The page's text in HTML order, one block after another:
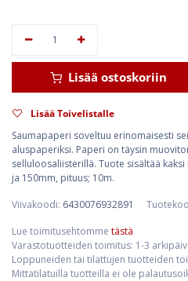
Lisää ostoskoriin
Lisää Toivelistalle
Saumapaperi soveltuu erinomaisesti
aluspaperiksi. Paperi on täysin
selluloosaliisterillä. Tuote sisältää
ja 150mm, pituus; 10m.
Viivakoodi: 6430076932891
Lue toimitusehtomme tästä
Varastotuotteiden toimitus: 1-3
Loppuneiden tai tilattujen tuotteiden
Mittatilatuilla tuotteilla ei ole